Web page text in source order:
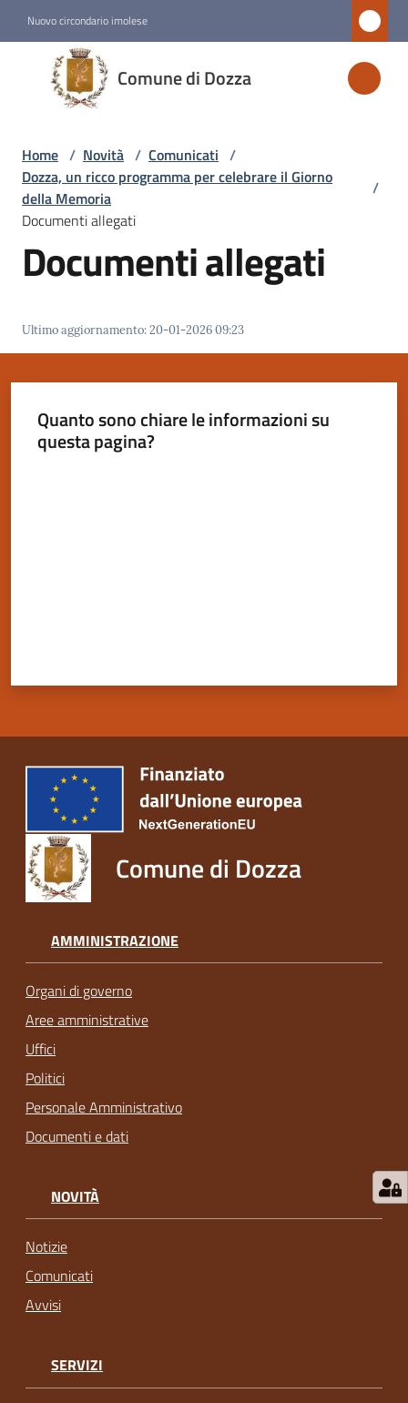
Nuovo circondario imolese
Comune di Dozza
Comune
di
Dozza
Amministrazione
Novità
Menu selezionato
Dozza
su
Home / Novità / Comunicati /
Dozza, un ricco programma per celebrare il Giorno
della Memoria
/
Documenti allegati
Documenti allegati
Ultimo aggiornamento:20-01-2026 09:23
Quanto sono chiare le informazioni su
questa pagina?
Comune di Dozza
AMMINISTRAZIONE
Organi di governo
Aree amministrative
Uffici
Politici
Personale Amministrativo
Documenti e dati
NOVITÀ
Notizie
Comunicati
Avvisi
SERVIZI